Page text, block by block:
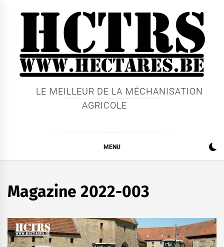
LE MEILLEUR DE LA MÉCHANISATION
AGRICOLE
MENU
Magazine 2022-003